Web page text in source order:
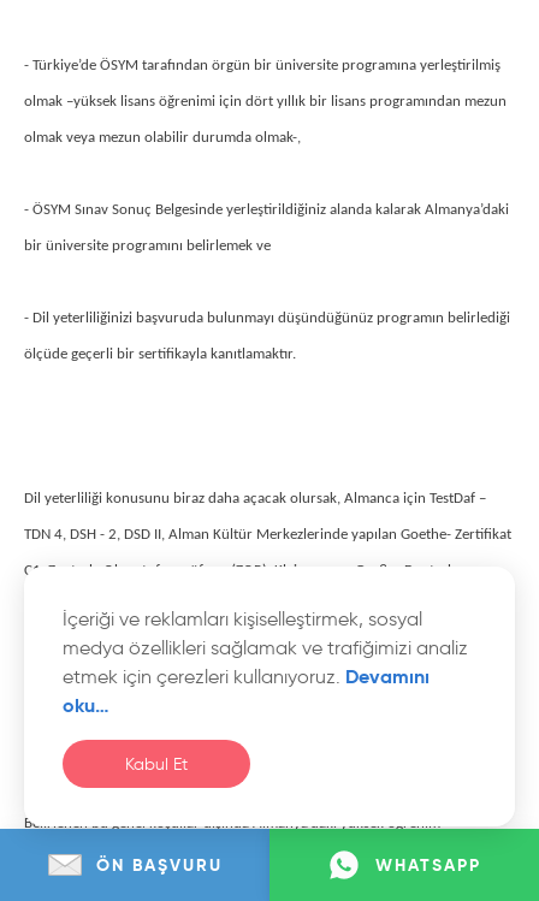
ÖN BAŞVURU WHATSAPP
İçeriği ve reklamları kişiselleştirmek, sosyal
medya özellikleri sağlamak ve trafiğimizi analiz
etmek için çerezleri kullanıyoruz. Devamını
oku…
Kabul Et
- Türkiye’de ÖSYM tarafından örgün bir üniversite programına yerleştirilmiş
olmak –yüksek lisans öğrenimi için dört yıllık bir lisans programından mezun
olmak veya mezun olabilir durumda olmak-,
- ÖSYM Sınav Sonuç Belgesinde yerleştirildiğiniz alanda kalarak Almanya’daki
bir üniversite programını belirlemek ve
- Dil yeterliliğinizi başvuruda bulunmayı düşündüğünüz programın belirlediği
ölçüde geçerli bir sertifikayla kanıtlamaktır.
Dil yeterliliği konusunu biraz daha açacak olursak, Almanca için TestDaf –
TDN 4, DSH - 2, DSD II, Alman Kültür Merkezlerinde yapılan Goethe- Zertifikat
C1, Zentrale Oberstufenprüfung (ZOP), Kleines veya Großes Deutsche
Sprachdiplom dil sertifikalarından biriyle Almanca yeterliliğinizi kanıtlamış
olmanız veya Studienkolleg’lerde yapılan Feststellungsprüfung’un Almanca
bölümünü başarıyla tamamlamış olmanız bekleniyor.
Belirlenen bu genel koşullar dışında Almanya’daki yüksek öğrenim
kurumlarının özerk, yani bağımsız bir yapısı olduğunu da vurgulamak